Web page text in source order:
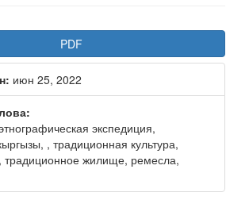
PDF
июн 25, 2022
экспедиция,
, традиционная культура,
традиционное жилище, ремесла,